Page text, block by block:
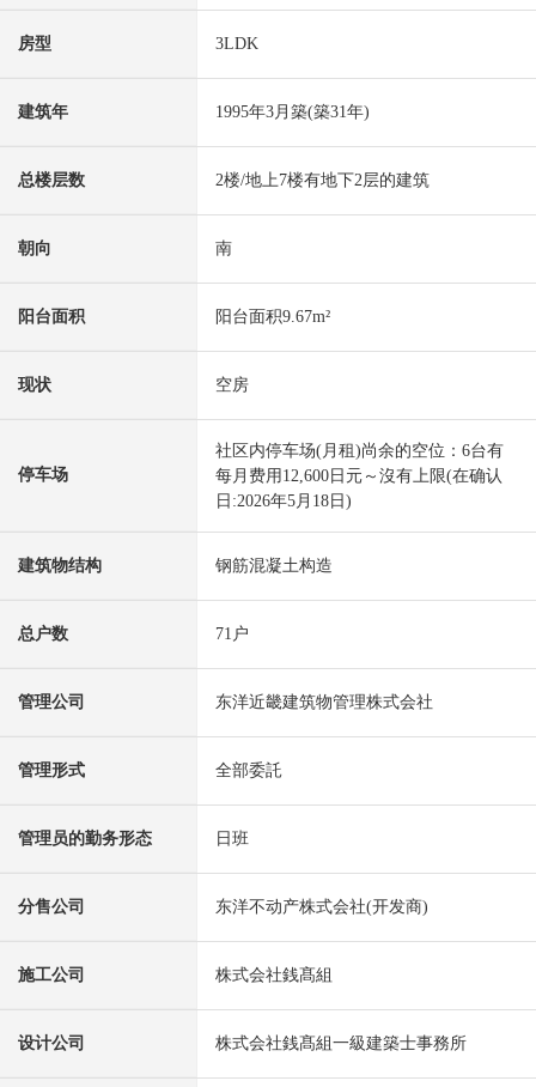
房型 3LDK
建筑年 1995年3月築(築31年)
总楼层数 2楼/地上7楼有地下2层的建筑
朝向 南
阳台面积 阳台面积9.67m²
现状 空房
停车场
社区内停车场(月租)尚余的空位：6台有
每月费用12,600日元～沒有上限(在确认
日:2026年5月18日)
建筑物结构 钢筋混凝土构造
总户数 71户
管理公司 东洋近畿建筑物管理株式会社
管理形式 全部委託
管理员的勤务形态 日班
分售公司 东洋不动产株式会社(开发商)
施工公司 株式会社銭髙組
设计公司 株式会社銭髙組一級建築士事務所